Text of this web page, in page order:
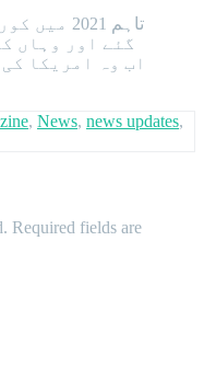
تاہم
گئے اور وہاں
اب وہ امریکا
, News, news updates,
Required fields are